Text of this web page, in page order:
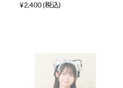
¥2,400 (税込)